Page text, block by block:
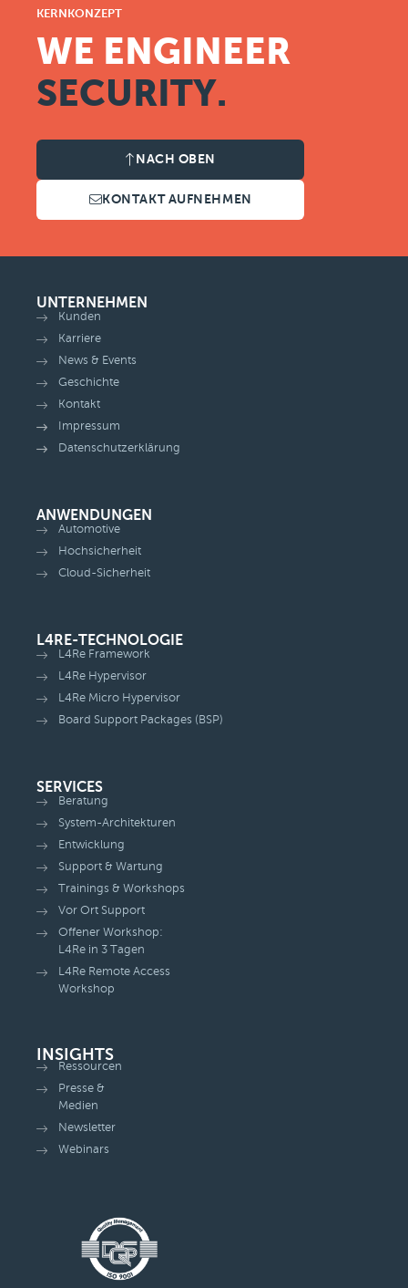
KERNKONZEPT
WE ENGINEER
SECURITY.
NACH OBEN
KONTAKT AUFNEHMEN
UNTERNEHMEN
Kunden
Karriere
News & Events
Geschichte
Kontakt
Impressum
Datenschutzerklärung
ANWENDUNGEN
Automotive
Hochsicherheit
Cloud-Sicherheit
L4RE-TECHNOLOGIE
L4Re Framework
L4Re Hypervisor
L4Re Micro Hypervisor
Board Support Packages (BSP)
SERVICES
Beratung
System-Architekturen
Entwicklung
Support & Wartung
Trainings & Workshops
Vor Ort Support
Offener Workshop:
L4Re in 3 Tagen
L4Re Remote Access
Workshop
INSIGHTS
Ressourcen
Presse &
Medien
Newsletter
Webinars